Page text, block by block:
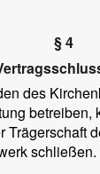
§ 4
des
betreiben,
Trägerschaft
schließen.